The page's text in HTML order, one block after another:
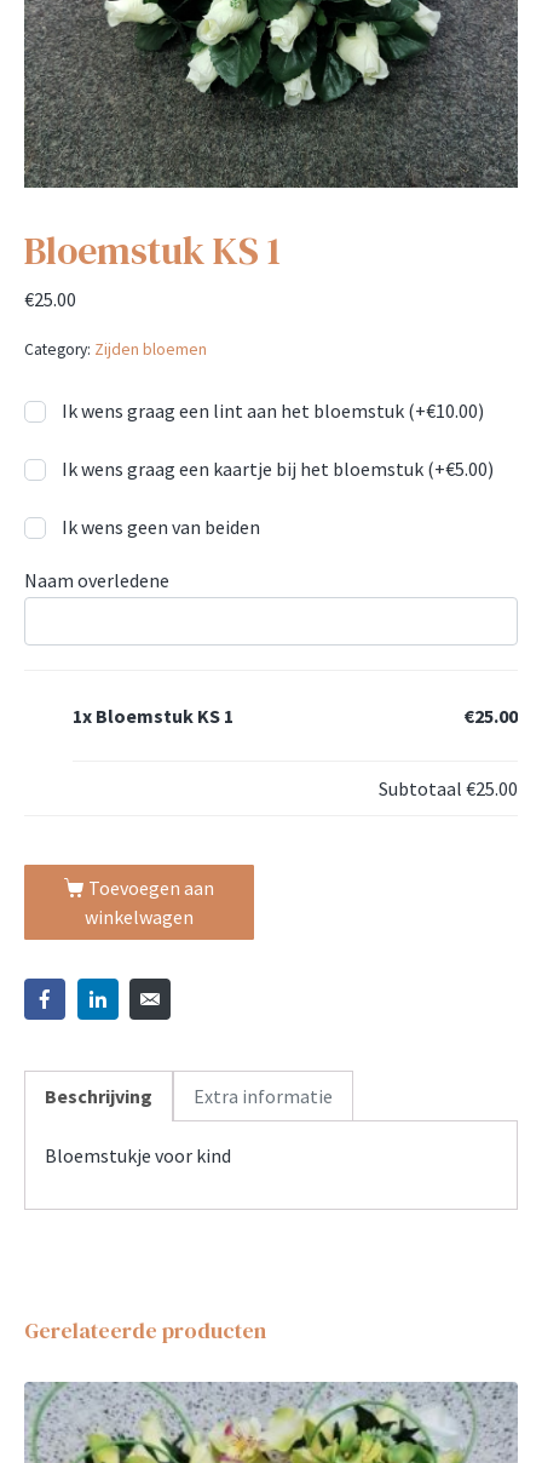
Bloemstuk KS 1
€25.00
Category: Zijden bloemen
Ik wens graag een lint aan het bloemstuk (+€10.00)
Ik wens graag een kaartje bij het bloemstuk (+€5.00)
Ik wens geen van beiden
Naam overledene
1x Bloemstuk KS 1 €25.00
Subtotaal €25.00
Toevoegen aan
winkelwagen
Beschrijving Extra informatie
Bloemstukje voor kind
Gerelateerde producten